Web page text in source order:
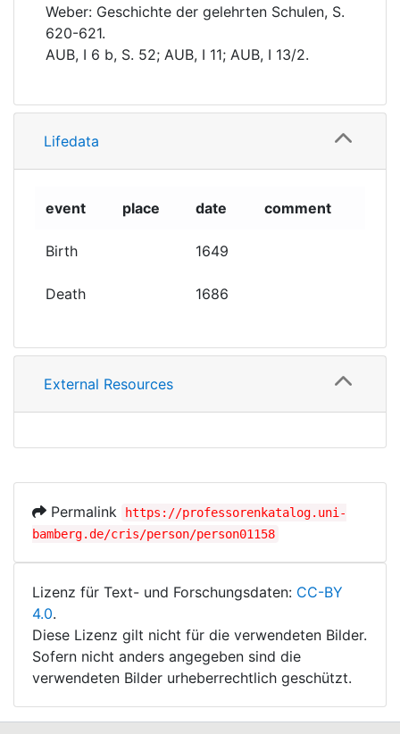
Weber: Geschichte der gelehrten Schulen, S.
620-621.
AUB, I 6 b, S. 52; AUB, I 11; AUB, I 13/2.
Lifedata
event place date comment
Birth 1649
Death 1686
External Resources
Permalink
https://professorenkatalog.uni-
bamberg.de/cris/person/person01158
Lizenz für Text- und Forschungsdaten: CC-BY
4.0.
Diese Lizenz gilt nicht für die verwendeten Bilder.
Sofern nicht anders angegeben sind die
verwendeten Bilder urheberrechtlich geschützt.